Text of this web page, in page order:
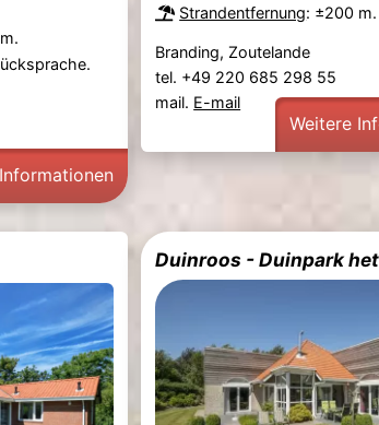
Strandentfernung: ±200 m.
Branding, Zoutelande
tel. +49 220 685 298 55
mail. E-mail
Weitere
Duinroos - Duinpark